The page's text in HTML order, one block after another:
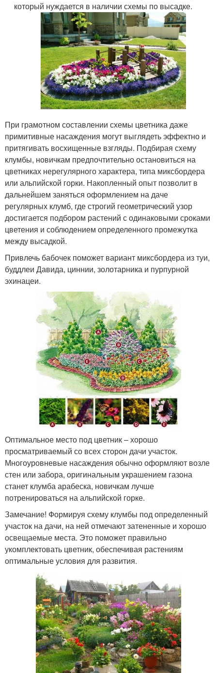
который нуждается в наличии схемы по высадке.
При грамотном составлении схемы цветника даже
примитивные насаждения могут выглядеть эффектно и
притягивать восхищенные взгляды. Подбирая схему
клумбы, новичкам предпочтительно остановиться на
цветниках нерегулярного характера, типа миксбордера
или альпийской горки. Накопленный опыт позволит в
дальнейшем заняться оформлением на даче
регулярных клумб, где строгий геометрический узор
достигается подбором растений с одинаковыми сроками
цветения и соблюдением определенного промежутка
между высадкой.
Привлечь бабочек поможет вариант миксбордера из туи,
буддлеи Давида, циннии, золотарника и пурпурной
эхинацеи.
Оптимальное место под цветник – хорошо
просматриваемый со всех сторон дачи участок.
Многоуровневые насаждения обычно оформляют возле
стен или забора, оригинальным украшением газона
станет клумба арабеска, новичкам лучше
потренироваться на альпийской горке.
Замечание! Формируя схему клумбы под определенный
участок на дачи, на ней отмечают затененные и хорошо
освещаемые места. Это поможет правильно
укомплектовать цветник, обеспечивая растениям
оптимальные условия для развития.